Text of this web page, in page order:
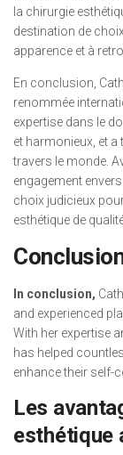
la chirurgie
destination de
apparence et à
En conclusion,
renommée
expertise dans le
et harmonieux, et
travers le monde.
engagement
choix judicieux
esthétique de
In conclusion,
and experienced
With her expertise
has helped
enhance their self-
Les
esthétique